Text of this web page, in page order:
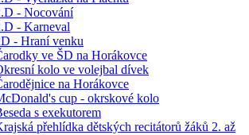
- Nocování
- Karneval
- Hraní venku
ve ŠD na Horákovce
kolo ve volejbal dívek
na Horákovce
cup - okrskové kolo
s exekutorem
přehlídka dětských recitátorů žáků 2. až